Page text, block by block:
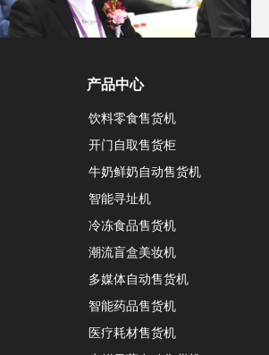
产品中心
饮料零食售货机
开门自取售货柜
牛奶鲜奶自动售货机
智能寻址机
冷冻食品售货机
潮流盲盒美妆机
多媒体自动售货机
智能药品售货机
医疗耗材售货机